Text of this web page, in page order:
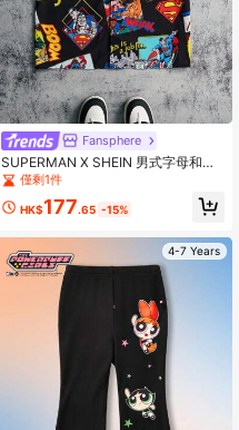
Fansphere
SUPERMAN X SHEIN 男式字母和卡
通图案前扣短袖衬衫
僅剩1件
HK$177.65 -15%
4-7 Years